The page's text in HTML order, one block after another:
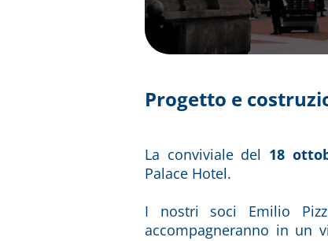
Progetto e
La conviviale del 18
Palace Hotel.
I nostri soci Emilio
accompagneranno in un